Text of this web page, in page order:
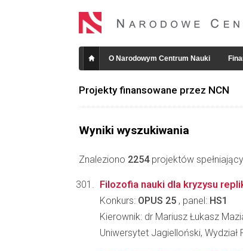
O Narodowym Centrum Nauki
Projekty finansowane przez NCN
Wyniki wyszukiwania
Znaleziono 2254projektów
Filozofia nauki dla kryzysu
Konkurs: OPUS 25 , panel: HS1
Kierownik: dr Mariusz Łukasz
Uniwersytet Jagielloński, Wydział